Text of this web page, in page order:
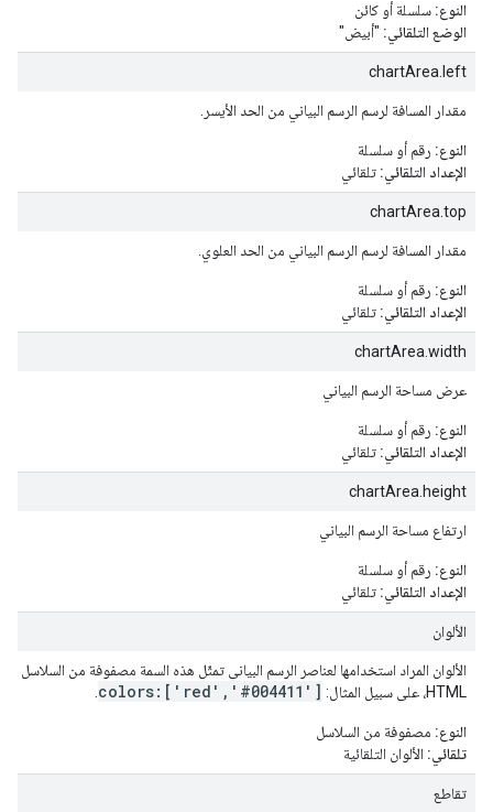
النوع: سلسلة أو كائن
الوضع التلقائي: "أبيض"
chartArea.left
مقدار المسافة لرسم الرسم البياني من الحد الأيسر.
النوع: رقم أو سلسلة
الإعداد التلقائي: تلقائي
chartArea.top
مقدار المسافة لرسم الرسم البياني من الحد العلوي.
النوع: رقم أو سلسلة
الإعداد التلقائي: تلقائي
chartArea.width
عرض مساحة الرسم البياني
النوع: رقم أو سلسلة
الإعداد التلقائي: تلقائي
chartArea.height
ارتفاع مساحة الرسم البياني
النوع: رقم أو سلسلة
الإعداد التلقائي: تلقائي
الألوان
الألوان المراد استخدامها لعناصر الرسم البياني تمثّل هذه السمة مصفوفة من السلاسل
HTML، على سبيل المثال:
colors:['red','#004411']
النوع: مصفوفة من السلاسل
تلقائي: الألوان التلقائية
تقاطع